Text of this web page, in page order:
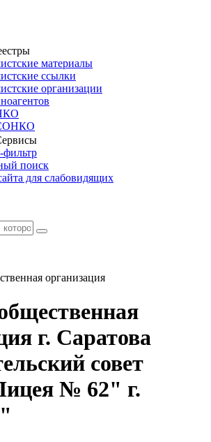
материалы
ссылки
организации
фильтр
поиск
для слабовидящих
организация
г. Саратова
совет
№ 62" г.